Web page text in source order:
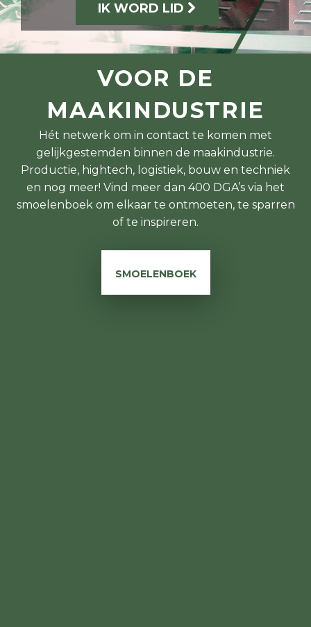
IK WORD LID
VOOR DE
MAAKINDUSTRIE
Hét netwerk om in contact te komen met
gelijkgestemden binnen de maakindustrie.
Productie, hightech, logistiek, bouw en techniek
en nog meer! Vind meer dan 400 DGA’s via het
smoelenboek om elkaar te ontmoeten, te sparren
of te inspireren.
SMOELENBOEK